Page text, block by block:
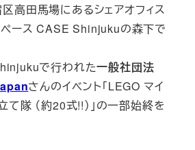
高田馬場にあるシェアオフィス
ペース CASE Shinjukuの森下で
で行われた一般社団法
さんのイベント「LEGO マイ
て隊 （約20式!!）」の一部始終を